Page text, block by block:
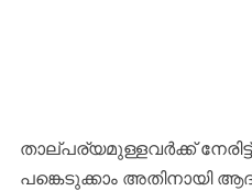
താല്പര്യമുള്ളവർക്ക്
പങ്കെടുക്കാം അതിനായി